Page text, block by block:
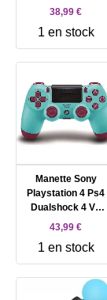
Sony PlayStation 3
38,99 €
1 en stock
Manette Sony
Playstation 4 Ps4
Dualshock 4 V2
Berry Blue
43,99 €
1 en stock